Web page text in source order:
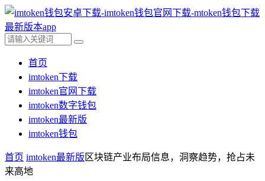
首页
imtoken下载
imtoken官网下载
imtoken数字钱包
imtoken最新版
imtoken钱包
首页 imtoken最新版 区块链产业布局信息，洞察趋势，抢占未
来高地